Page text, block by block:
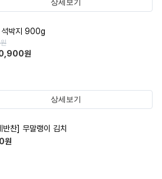
상세보기
석박지 900g
원
원
상세보기
반찬] 무말랭이 김치
원